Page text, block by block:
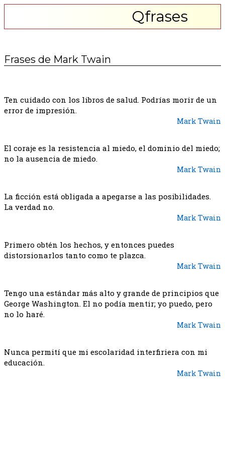
Qfrases
Frases de Mark Twain
Ten cuidado con los libros de salud. Podrías morir de un
error de impresión.
Mark Twain
El coraje es la resistencia al miedo, el dominio del miedo;
no la ausencia de miedo.
Mark Twain
La ficción está obligada a apegarse a las posibilidades.
La verdad no.
Mark Twain
Primero obtén los hechos, y entonces puedes
distorsionarlos tanto como te plazca.
Mark Twain
Tengo una estándar más alto y grande de principios que
George Washington. El no podía mentir; yo puedo, pero
no lo haré.
Mark Twain
Nunca permití que mi escolaridad interfiriera con mi
educación.
Mark Twain